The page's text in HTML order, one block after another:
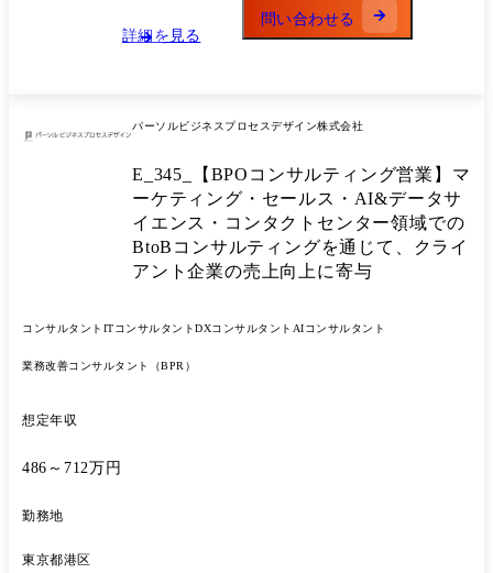
いただきます。 コンサル業務に留まらず、顧客の営業組織の強化、人材
育成を目的とした、イネーブルメントも推進しています。 【詳細業務
ービスを提案できる営業担当が少ない 本部施策が浸透しづらく、該当商
ジェリストの定義の策定～育成勉強会の企画運営 2.社内インフルエンサ
ー施策で育成を推進 3.エバンジェリスト認定事務局の運営 結果:年間90
名のエバンジェリスト認定者を輩出 該当商材を取り扱う事業は二桁成長
を継続 ※担当職種の変更の範囲:会社の定める職種(出向を命じることが
あり、その場合は出向先の定める職種)
詳細を見る
問い合わせる
パーソルビジネスプロセスデザイン株式会社
E_345_【BPOコンサルティング営業】マ
ーケティング・セールス・AI&データサ
イエンス・コンタクトセンター領域での
BtoBコンサルティングを通じて、クライ
アント企業の売上向上に寄与
コンサルタント ITコンサルタントDXコンサルタント AIコンサルタント
業務改善コンサルタント（BPR）
想定年収
486～712万円
勤務地
東京都港区